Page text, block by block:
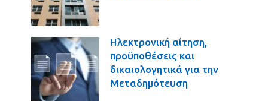
Ηλεκτρονική αίτηση,
προϋποθέσεις και
δικαιολογητικά για την
Μεταδημότευση